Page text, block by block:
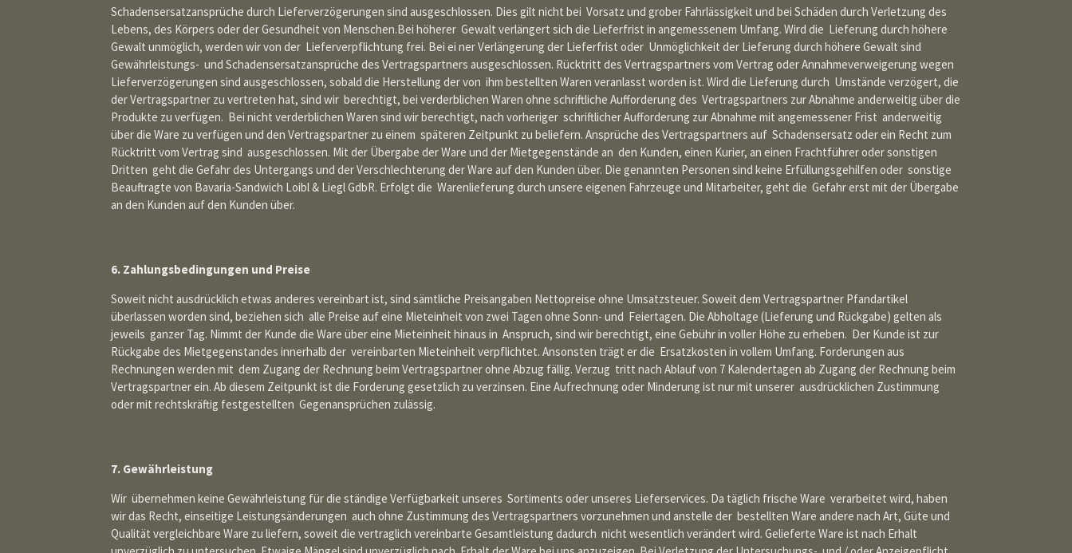
Schadensersatzansprüche durch Lieferverzögerungen sind ausgeschlossen. Dies gilt nicht bei Vorsatz und grober Fahrlässigkeit und bei Schäden durch Verletzung des
Lebens, des Körpers oder der Gesundheit von Menschen.Bei höherer Gewalt verlängert sich die Lieferfrist in angemessenem Umfang. Wird die Lieferung durch höhere
Gewalt unmöglich, werden wir von der Lieferverpflichtung frei. Bei ei ner Verlängerung der Lieferfrist oder Unmöglichkeit der Lieferung durch höhere Gewalt sind
Gewährleistungs- und Schadensersatzansprüche des Vertragspartners ausgeschlossen. Rücktritt des Vertragspartners vom Vertrag oder Annahmeverweigerung wegen
Lieferverzögerungen sind ausgeschlossen, sobald die Herstellung der von ihm bestellten Waren veranlasst worden ist. Wird die Lieferung durch Umstände verzögert, die
der Vertragspartner zu vertreten hat, sind wir berechtigt, bei verderblichen Waren ohne schriftliche Aufforderung des Vertragspartners zur Abnahme anderweitig über die
Produkte zu verfügen. Bei nicht verderblichen Waren sind wir berechtigt, nach vorheriger schriftlicher Aufforderung zur Abnahme mit angemessener Frist anderweitig
über die Ware zu verfügen und den Vertragspartner zu einem späteren Zeitpunkt zu beliefern. Ansprüche des Vertragspartners auf Schadensersatz oder ein Recht zum
Rücktritt vom Vertrag sind ausgeschlossen. Mit der Übergabe der Ware und der Mietgegenstände an den Kunden, einen Kurier, an einen Frachtführer oder sonstigen
Dritten geht die Gefahr des Untergangs und der Verschlechterung der Ware auf den Kunden über. Die genannten Personen sind keine Erfüllungsgehilfen oder sonstige
Beauftragte von Bavaria-Sandwich Loibl & Liegl GdbR. Erfolgt die Warenlieferung durch unsere eigenen Fahrzeuge und Mitarbeiter, geht die Gefahr erst mit der Übergabe
an den Kunden auf den Kunden über.
6. Zahlungsbedingungen und Preise
Soweit nicht ausdrücklich etwas anderes vereinbart ist, sind sämtliche Preisangaben Nettopreise ohne Umsatzsteuer. Soweit dem Vertragspartner Pfandartikel
überlassen worden sind, beziehen sich alle Preise auf eine Mieteinheit von zwei Tagen ohne Sonn- und Feiertagen. Die Abholtage (Lieferung und Rückgabe) gelten als
jeweils ganzer Tag. Nimmt der Kunde die Ware über eine Mieteinheit hinaus in Anspruch, sind wir berechtigt, eine Gebühr in voller Höhe zu erheben. Der Kunde ist zur
Rückgabe des Mietgegenstandes innerhalb der vereinbarten Mieteinheit verpflichtet. Ansonsten trägt er die Ersatzkosten in vollem Umfang. Forderungen aus
Rechnungen werden mit dem Zugang der Rechnung beim Vertragspartner ohne Abzug fällig. Verzug tritt nach Ablauf von 7 Kalendertagen ab Zugang der Rechnung beim
Vertragspartner ein. Ab diesem Zeitpunkt ist die Forderung gesetzlich zu verzinsen. Eine Aufrechnung oder Minderung ist nur mit unserer ausdrücklichen Zustimmung
oder mit rechtskräftig festgestellten Gegenansprüchen zulässig.
7. Gewährleistung
Wir übernehmen keine Gewährleistung für die ständige Verfügbarkeit unseres Sortiments oder unseres Lieferservices. Da täglich frische Ware verarbeitet wird, haben
wir das Recht, einseitige Leistungsänderungen auch ohne Zustimmung des Vertragspartners vorzunehmen und anstelle der bestellten Ware andere nach Art, Güte und
Qualität vergleichbare Ware zu liefern, soweit die vertraglich vereinbarte Gesamtleistung dadurch nicht wesentlich verändert wird. Gelieferte Ware ist nach Erhalt